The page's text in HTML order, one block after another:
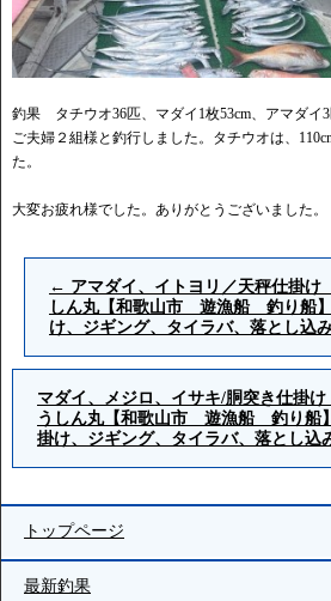
釣果 タチウオ36匹、マダイ1枚53cm、アマダイ3
ご夫婦２組様と釣行しました。タチウオは、
た。
大変お疲れ様でした。ありがとうございました。
← アマダイ、イトヨリ／天秤仕掛
しん丸【和歌山市 遊漁船 釣り船
け、ジギング、タイラバ、落とし込
マダイ、メジロ、イサキ/胴突き仕掛
うしん丸【和歌山市 遊漁船 釣り船
掛け、ジギング、タイラバ、落とし込
トップページ
最新釣果